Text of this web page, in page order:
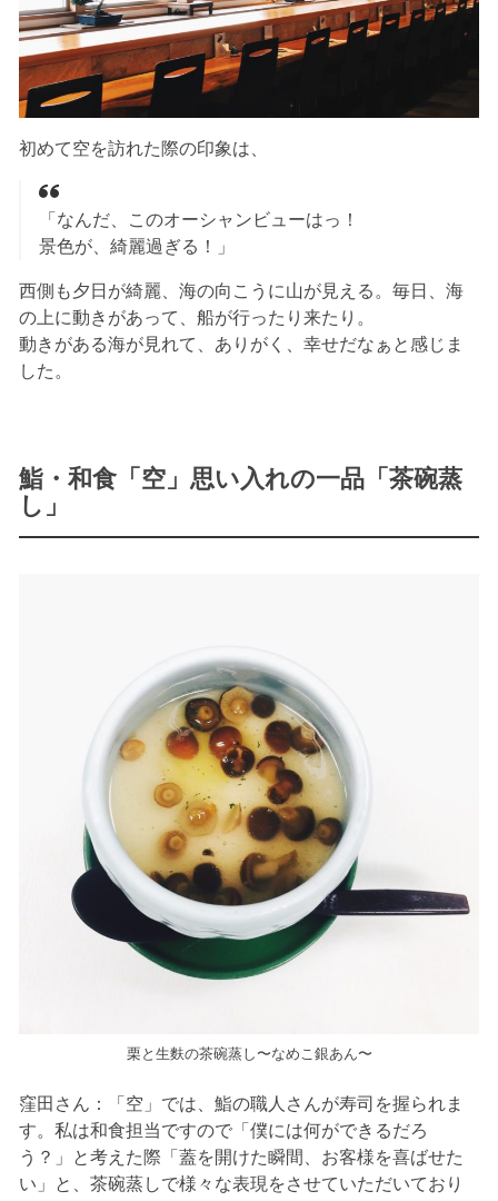
初めて空を訪れた際の印象は、
「なんだ、このオーシャンビューはっ！
景色が、綺麗過ぎる！」
西側も夕日が綺麗、海の向こうに山が見える。毎日、海
の上に動きがあって、船が行ったり来たり。
動きがある海が見れて、ありがく、幸せだなぁと感じま
した。
鮨・和食「空」思い入れの一品「茶碗蒸
し」
栗と生麩の茶碗蒸し〜なめこ銀あん〜
窪田さん：「空」では、鮨の職人さんが寿司を握られま
す。私は和食担当ですので「僕には何ができるだろ
う？」と考えた際「蓋を開けた瞬間、お客様を喜ばせた
い」と、茶碗蒸しで様々な表現をさせていただいており